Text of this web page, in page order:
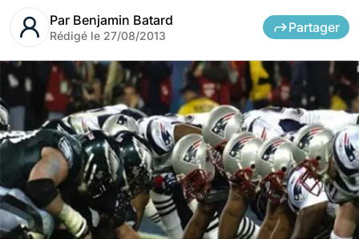
Par Benjamin Batard
Rédigé le 27/08/2013
Partager